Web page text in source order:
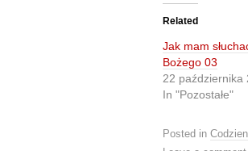
t
o
s
a
r
e
o
n
T
t
h
a
r
e
o
n
F
e
b
Related
Jak mam
Bożego 03
22 października
In "Pozostałe"
Posted in